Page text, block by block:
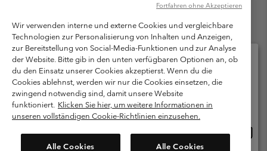
Columbia Sportswear Austria GmbH. Moosfeldstraße 1, 5101
Bergheim, Salzburg Österreich. Alle Rechte vorbehalten.
Nutzungsbedingungen
Allgemeine Verkaufsbedingungen
Garantie
Datenschutzerklärung
Bestimmungen und Bedingungen des Mitglieder Programms
Nutzungsbedingungen Für Nutzergenerierte Inhalte
Cookies
Kundenservice: Mo- Fr. 9:00 - 13:00 & 14:00- 18:00 Uhr
Wir verwenden interne und externe Cookies und vergleichbare
Technologien zur Personalisierung von Inhalten und Anzeigen,
zur Bereitstellung von Social-Media-Funktionen und zur Analyse
der Website. Bitte gib in den unten verfügbaren Optionen an, ob
du den Einsatz unserer Cookies akzeptierst. Wenn du die
Cookies ablehnst, werden wir nur die Cookies einsetzen, die
zwingend notwendig sind, damit unsere Website
funktioniert. Klicken Sie hier, um weitere Informationen in
unseren vollständigen Cookie-Richtlinien einzusehen.
Alle Cookies Alle Cookies
Fortfahren ohne Akzeptieren
Bitte wählen Sie Ihr Lieferland und Ihre Sprache
Online-Einkauf verfügbar